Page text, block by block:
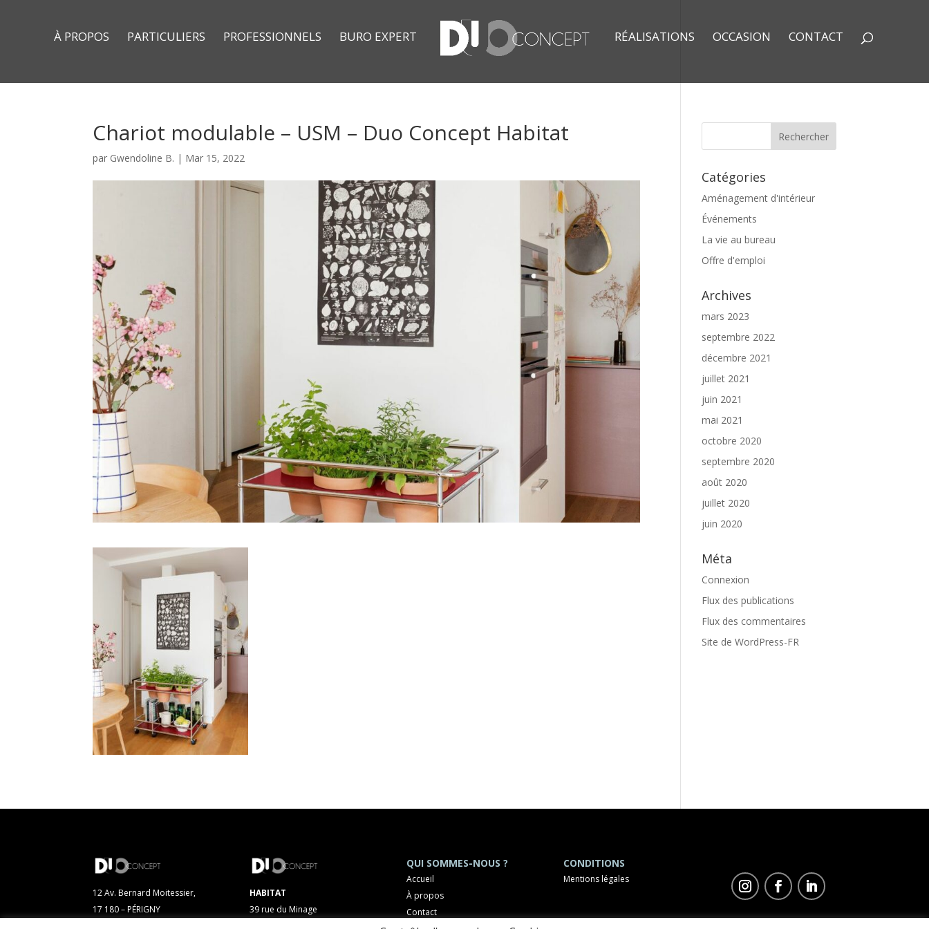
À PROPOS PARTICULIERS PROFESSIONNELS BURO EXPERT RÉALISATIONS OCCASION CONTACT
Chariot modulable – USM – Duo Concept Habitat
par Gwendoline B. | Mar 15, 2022
Catégories
Aménagement d'intérieur
Événements
La vie au bureau
Offre d'emploi
Archives
mars 2023
septembre 2022
décembre 2021
juillet 2021
juin 2021
mai 2021
octobre 2020
septembre 2020
août 2020
juillet 2020
juin 2020
Méta
Connexion
Flux des publications
Flux des commentaires
Site de WordPress-FR
12 Av. Bernard Moitessier,
17 180 – PÉRIGNY
HABITAT
39 rue du Minage
QUI SOMMES-NOUS ?
Accueil
À propos
Contact
CONDITIONS
Mentions légales